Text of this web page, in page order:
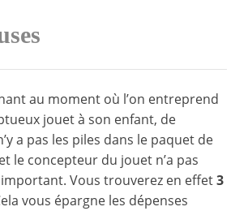
au moment où l’on entreprend
jouet à son enfant, de
a pas les piles dans le paquet de
le concepteur du jouet n’a pas
Vous trouverez en effet3
vous épargne les dépenses